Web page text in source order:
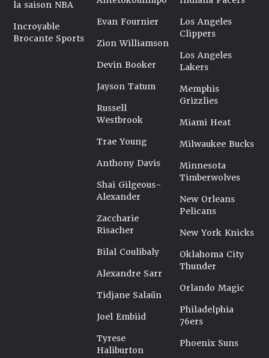
la saison NBA
Incroyable
Brocante Sports
Evan Fournier
Zion Williamson
Devin Booker
Jayson Tatum
Russell
Westbrook
Trae Young
Anthony Davis
Shai Gilgeous-
Alexander
Zaccharie
Risacher
Bilal Coulibaly
Alexandre Sarr
Tidjane Salaün
Joel Embiid
Tyrese
Haliburton
Los Angeles
Clippers
Los Angeles
Lakers
Memphis
Grizzlies
Miami Heat
Milwaukee Bucks
Minnesota
Timberwolves
New Orleans
Pelicans
New York Knicks
Oklahoma City
Thunder
Orlando Magic
Philadelphia
76ers
Phoenix Suns